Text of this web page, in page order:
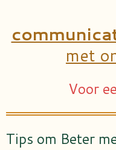
met
Voor
Tips om Beter